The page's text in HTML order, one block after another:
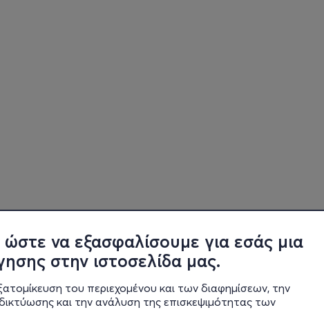
να εξασφαλίσουμε για εσάς μια
στην ιστοσελίδα μας.
του περιεχομένου και των διαφημίσεων, την
και την ανάλυση της επισκεψιμότητας των